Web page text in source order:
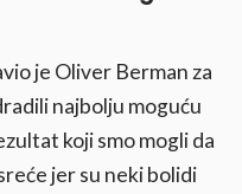
je Oliver Berman za
najbolju moguću
koji smo mogli da
jer su neki bolidi